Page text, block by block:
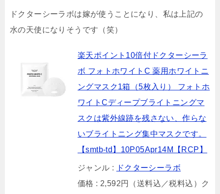
ドクターシーラボは嫁が使うことになり、私は上記の
水の天使になりそうです（笑）
楽天ポイント10倍付ドクターシーラ
ボ フォトホワイトC 薬用ホワイトニ
ングマスク1箱（5枚入り） フォトホ
ワイトCディープブライトニングマ
スクは紫外線跡を残さない、作らな
いブライトニング集中マスクです。
【smtb-td】10P05Apr14M【RCP】
ジャンル :
ドクターシーラボ
価格 : 2,592円（送料込／税料込）ク